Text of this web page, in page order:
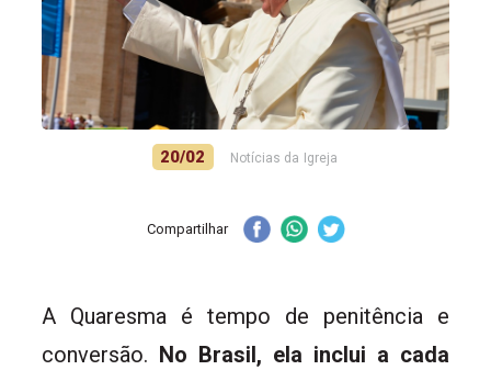
20/02 Notícias da Igreja
Compartilhar
A Quaresma é tempo de penitência e
conversão. No Brasil, ela inclui a cada